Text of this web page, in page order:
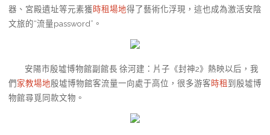
器、宮殿遺址等元素獲時租場地得了藝術化浮現，這也成為激活安陰
文旅的“流量password”。
安陽市殷墟博物館副館長 徐河建：片子《封神2》熱映以后，我
們家教場地殷墟博物館客流量一向處于高位，很多游客時租 到殷墟博
物館尋覓同款文物。